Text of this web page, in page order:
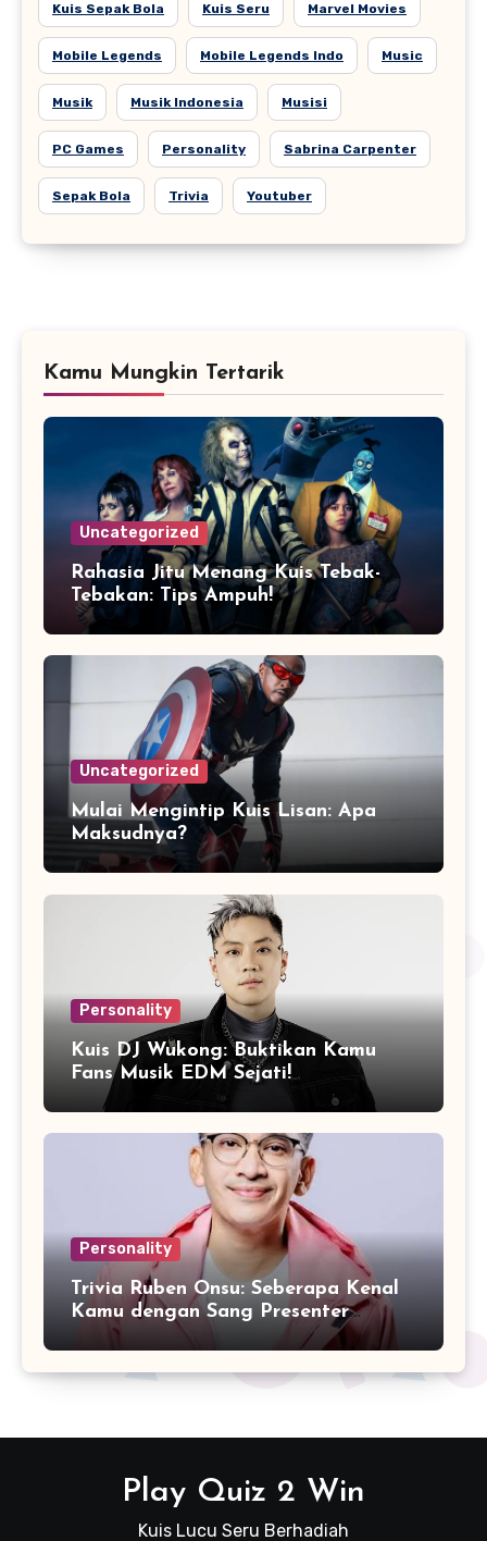
Kuis Sepak Bola Kuis Seru Marvel Movies
Mobile Legends Mobile Legends Indo Music
Musik Musik Indonesia Musisi
PC Games Personality Sabrina Carpenter
Sepak Bola Trivia Youtuber
Kamu Mungkin Tertarik
Uncategorized
Rahasia Jitu Menang Kuis Tebak-
Tebakan: Tips Ampuh!
Uncategorized
Mulai Mengintip Kuis Lisan: Apa
Maksudnya?
Personality
Kuis DJ Wukong: Buktikan Kamu
Fans Musik EDM Sejati!
Personality
Trivia Ruben Onsu: Seberapa Kenal
Kamu dengan Sang Presenter
Serbabisa?
Play Quiz 2 Win
Kuis Lucu Seru Berhadiah